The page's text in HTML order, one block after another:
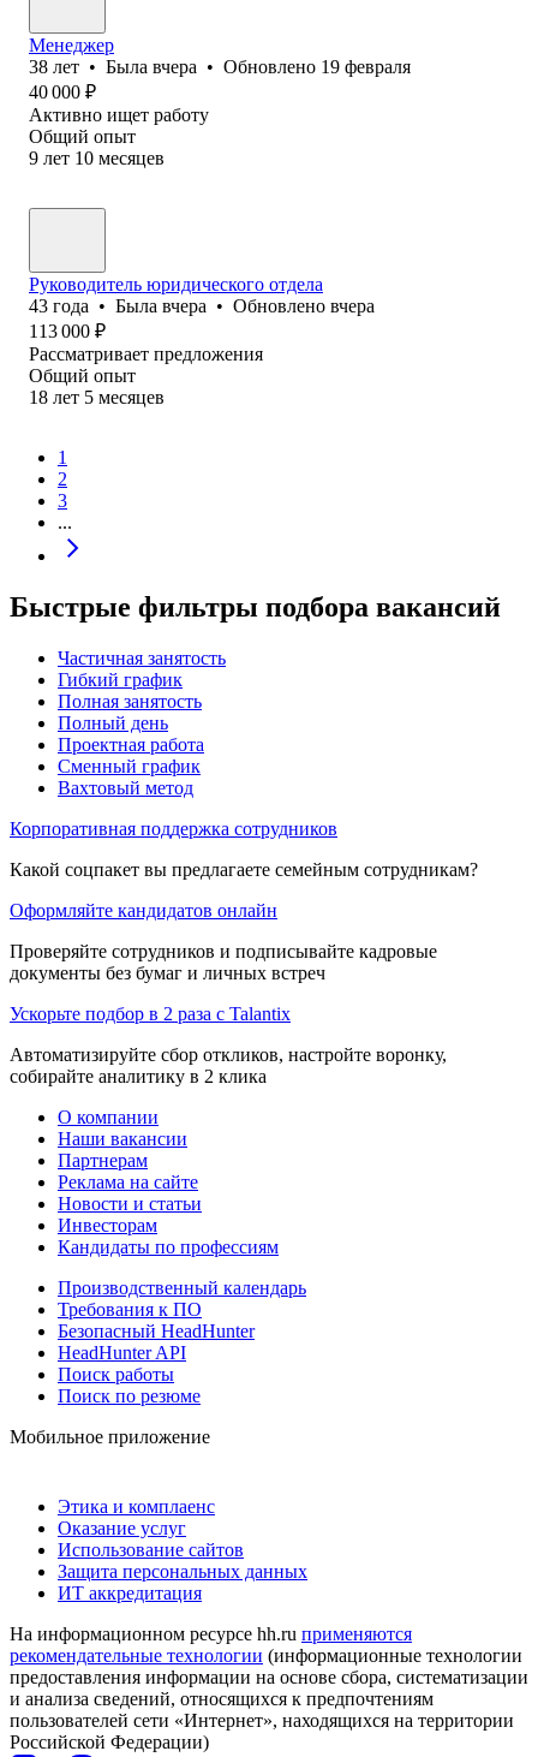
Менеджер
38 лет • Была вчера • Обновлено 19 февраля
40 000 ₽
Активно ищет работу
Общий опыт
9 лет 10 месяцев
Руководитель юридического отдела
43 года • Была вчера • Обновлено вчера
113 000 ₽
Рассматривает предложения
Общий опыт
18 лет 5 месяцев
1
2
3
...
Быстрые фильтры подбора вакансий
Частичная занятость
Гибкий график
Полная занятость
Полный день
Проектная работа
Сменный график
Вахтовый метод
Корпоративная поддержка сотрудников
Какой соцпакет вы предлагаете семейным сотрудникам?
Оформляйте кандидатов онлайн
Проверяйте сотрудников и подписывайте кадровые
документы без бумаг и личных встреч
Ускорьте подбор в 2 раза с Talantix
Автоматизируйте сбор откликов, настройте воронку,
собирайте аналитику в 2 клика
О компании
Наши вакансии
Партнерам
Реклама на сайте
Новости и статьи
Инвесторам
Кандидаты по профессиям
Производственный календарь
Требования к ПО
Безопасный HeadHunter
HeadHunter API
Поиск работы
Поиск по резюме
Мобильное приложение
Этика и комплаенс
Оказание услуг
Использование сайтов
Защита персональных данных
ИТ аккредитация
На информационном ресурсе hh.ru применяются
рекомендательные технологии (информационные технологии
предоставления информации на основе сбора, систематизации
и анализа сведений, относящихся к предпочтениям
пользователей сети «Интернет», находящихся на территории
Российской Федерации)